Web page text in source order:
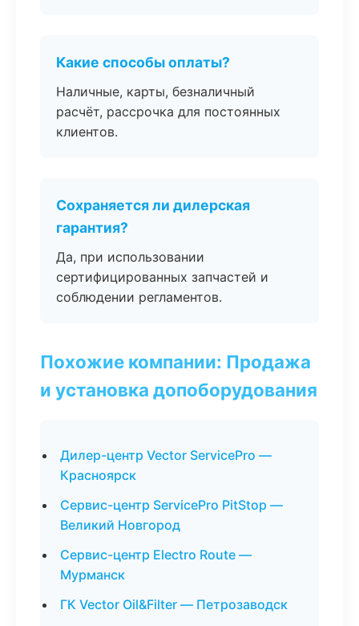
Какие способы оплаты?
Наличные, карты, безналичный
расчёт, рассрочка для постоянных
клиентов.
Сохраняется ли дилерская
гарантия?
Да, при использовании
сертифицированных запчастей и
соблюдении регламентов.
Похожие компании: Продажа
и установка допоборудования
Дилер-центр Vector ServicePro —
Красноярск
Сервис-центр ServicePro PitStop —
Великий Новгород
Сервис-центр Electro Route —
Мурманск
ГК Vector Oil&Filter — Петрозаводск